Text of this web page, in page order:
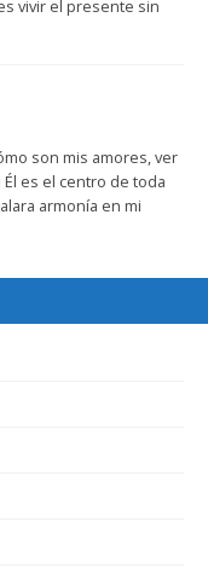
vivir el presente sin
son mis amores, ver
es el centro de toda
armonía en mi